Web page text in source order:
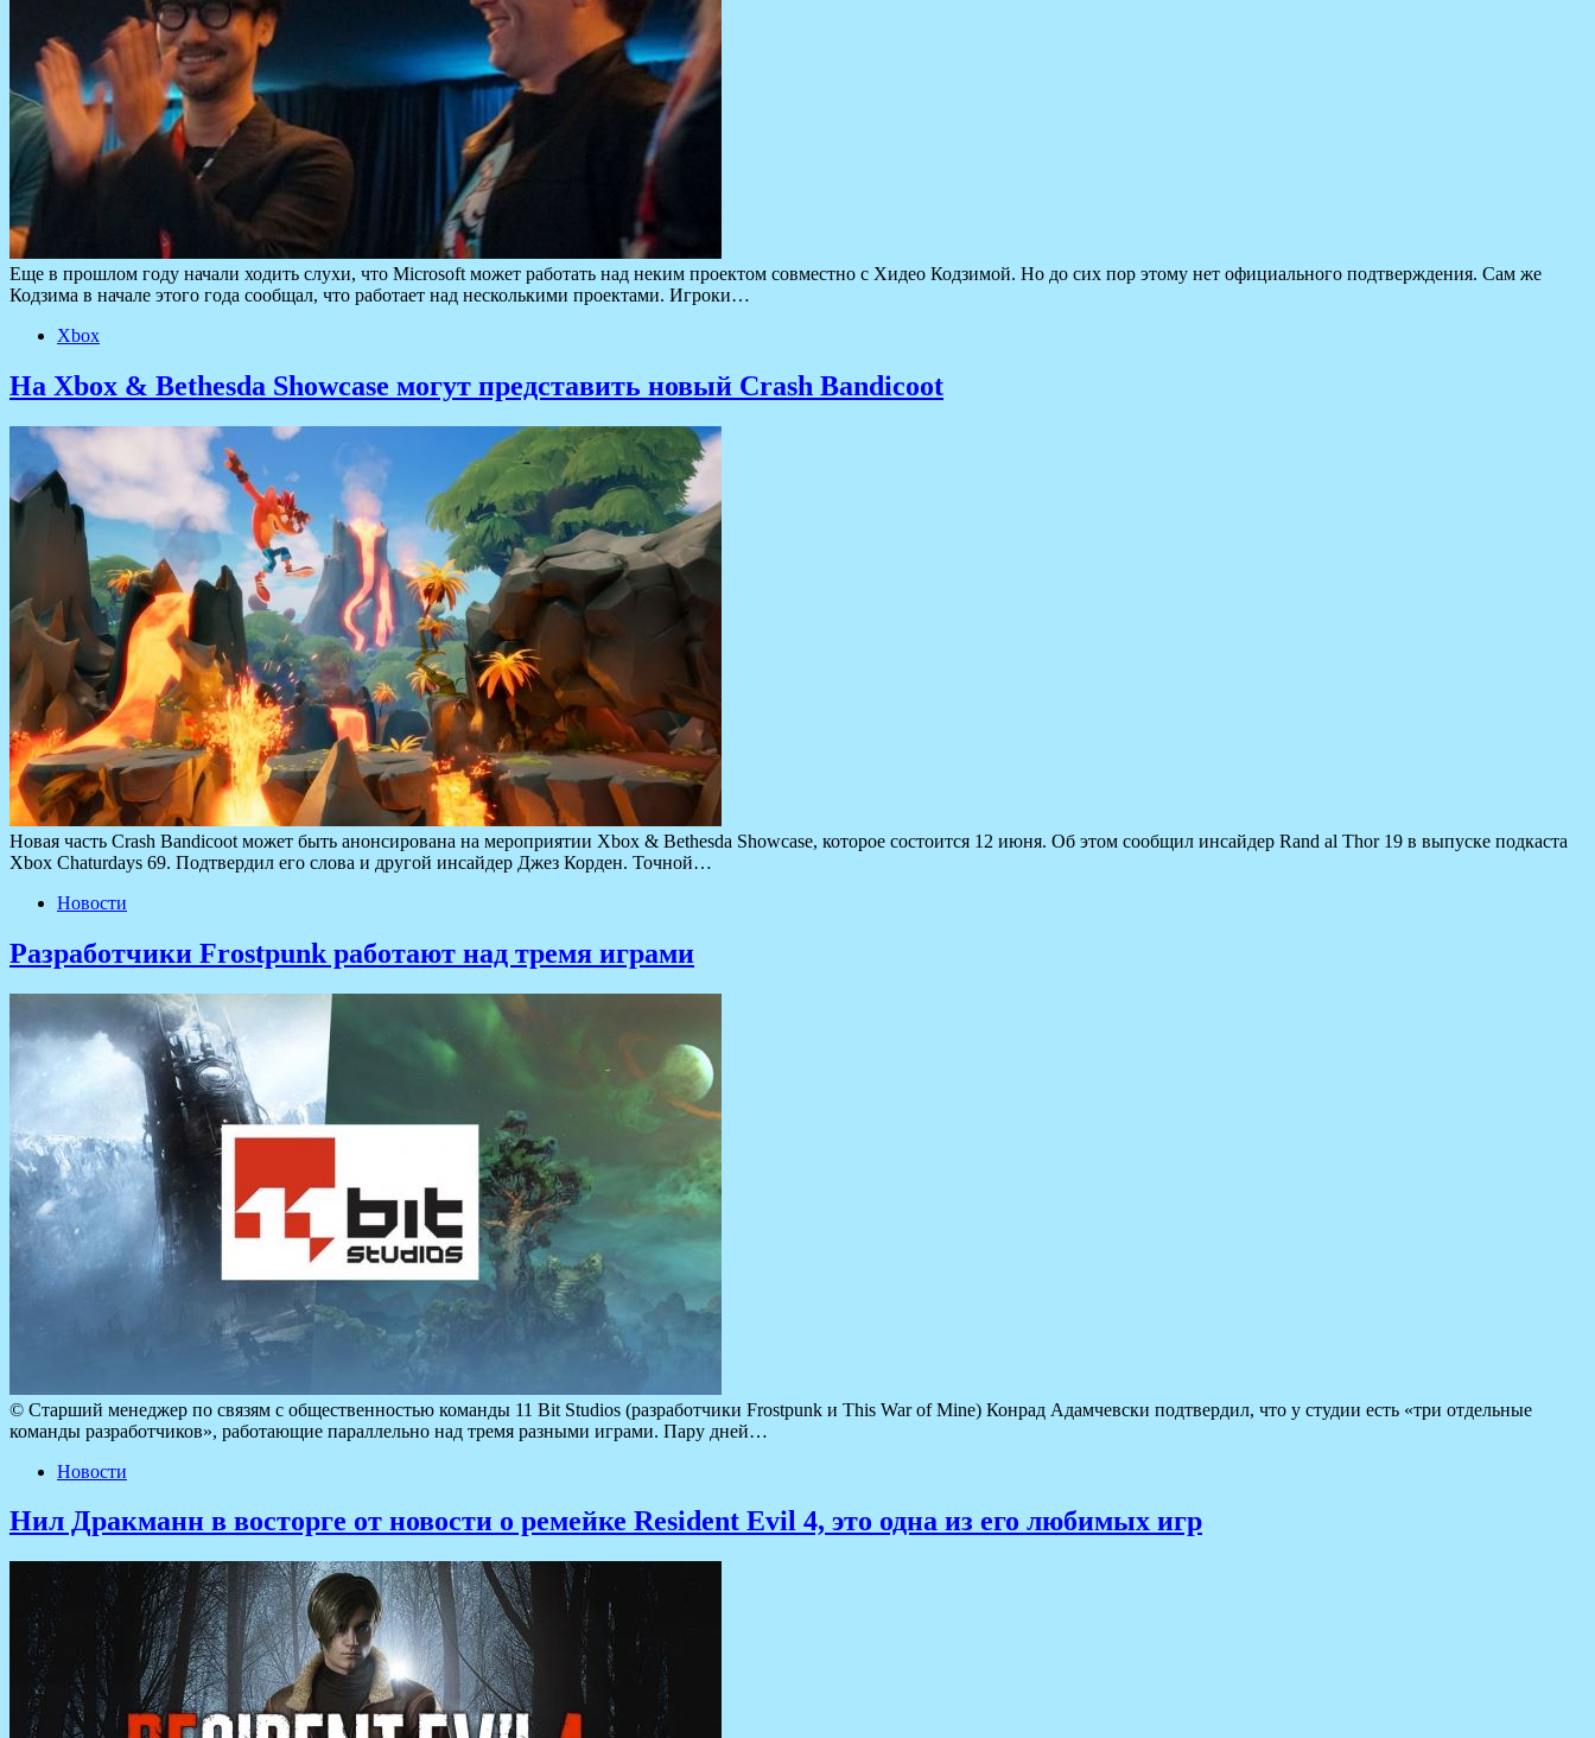
Еще в прошлом году начали ходить слухи, что Microsoft может работать над неким проектом совместно с Хидео Кодзимой. Но до сих пор этому нет официального подтверждения. Сам же
Кодзима в начале этого года сообщал, что работает над несколькими проектами. Игроки…
Xbox
На Xbox & Bethesda Showcase могут представить новый Crash Bandicoot
Новая часть Crash Bandicoot может быть анонсирована на мероприятии Xbox & Bethesda Showcase, которое состоится 12 июня. Об этом сообщил инсайдер Rand al Thor 19 в выпуске подкаста
Xbox Chaturdays 69. Подтвердил его слова и другой инсайдер Джез Корден. Точной…
Новости
Разработчики Frostpunk работают над тремя играми
© Старший менеджер по связям с общественностью команды 11 Bit Studios (разработчики Frostpunk и This War of Mine) Конрад Адамчевски подтвердил, что у студии есть «три отдельные
команды разработчиков», работающие параллельно над тремя разными играми. Пару дней…
Новости
Нил Дракманн в восторге от новости о ремейке Resident Evil 4, это одна из его любимых игр